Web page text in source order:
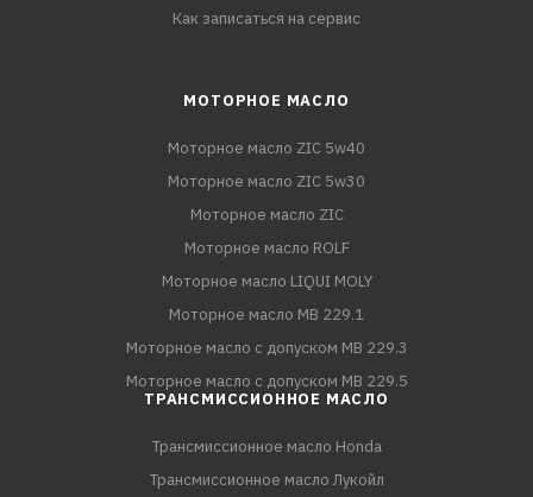
Как записаться на сервис
МОТОРНОЕ МАСЛО
Моторное масло ZIC 5w40
Моторное масло ZIC 5w30
Моторное масло ZIC
Моторное масло ROLF
Моторное масло LIQUI MOLY
Моторное масло MB 229.1
Моторное масло с допуском MB 229.3
Моторное масло с допуском MB 229.5
ТРАНСМИССИОННОЕ МАСЛО
Трансмиссионное масло Honda
Трансмиссионное масло Лукойл